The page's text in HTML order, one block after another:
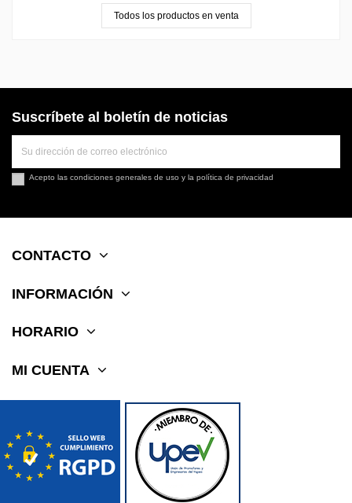
Todos los productos en venta
Suscríbete al boletín de noticias
Acepto las condiciones generales de uso y la política de privacidad
CONTACTO
INFORMACIÓN
HORARIO
MI CUENTA